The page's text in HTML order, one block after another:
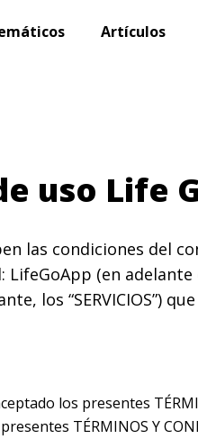
Artículos
uso Life
las condiciones del
LifeGoApp (en
los “SERVICIOS”)
los presentes
TÉRMINOS Y